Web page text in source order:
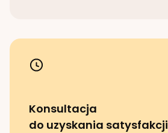
Konsultacja
do uzyskania satysfakcji